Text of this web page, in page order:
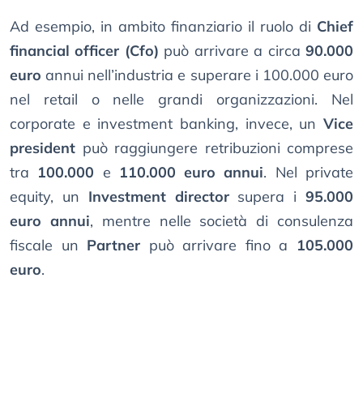
Ad esempio, in ambito finanziario il ruolo di Chief
financial officer (Cfo) può arrivare a circa90.000
euro annui nell’industria e superare i 100.000 euro
nel retail o nelle grandi organizzazioni. Nel
corporate e investment banking, invece, un Vice
president può raggiungere retribuzioni comprese
tra 100.000 e 110.000 euro annui. Nel private
equity, un Investment directorsupera i95.000
euro annui, mentre nelle società di consulenza
fiscale un Partner può arrivare fino a 105.000
euro.